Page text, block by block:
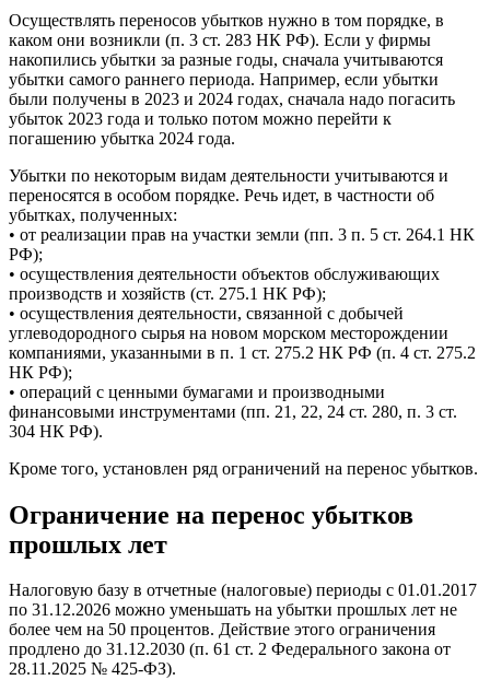
Осуществлять переносов убытков нужно в том порядке, в
каком они возникли (п. 3 ст. 283 НК РФ). Если у фирмы
накопились убытки за разные годы, сначала учитываются
убытки самого раннего периода. Например, если убытки
были получены в 2023 и 2024 годах, сначала надо погасить
убыток 2023 года и только потом можно перейти к
погашению убытка 2024 года.
Убытки по некоторым видам деятельности учитываются и
переносятся в особом порядке. Речь идет, в частности об
убытках, полученных:
• от реализации прав на участки земли (пп. 3 п. 5 ст. 264.1 НК
РФ);
• осуществления деятельности объектов обслуживающих
производств и хозяйств (ст. 275.1 НК РФ);
• осуществления деятельности, связанной с добычей
углеводородного сырья на новом морском месторождении
компаниями, указанными в п. 1 ст. 275.2 НК РФ (п. 4 ст. 275.2
НК РФ);
• операций с ценными бумагами и производными
финансовыми инструментами (пп. 21, 22, 24 ст. 280, п. 3 ст.
304 НК РФ).
Кроме того, установлен ряд ограничений на перенос убытков.
Ограничение на перенос убытков
прошлых лет
Налоговую базу в отчетные (налоговые) периоды с 01.01.2017
по 31.12.2026 можно уменьшать на убытки прошлых лет не
более чем на 50 процентов. Действие этого ограничения
продлено до 31.12.2030 (п. 61 ст. 2 Федерального закона от
28.11.2025 № 425-ФЗ).